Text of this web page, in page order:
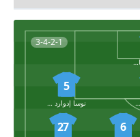
3-4-2-1
أندريا فولينياتي
غابرييل غوارينو
5
نوسا إدوارد أوباريتين
6
27